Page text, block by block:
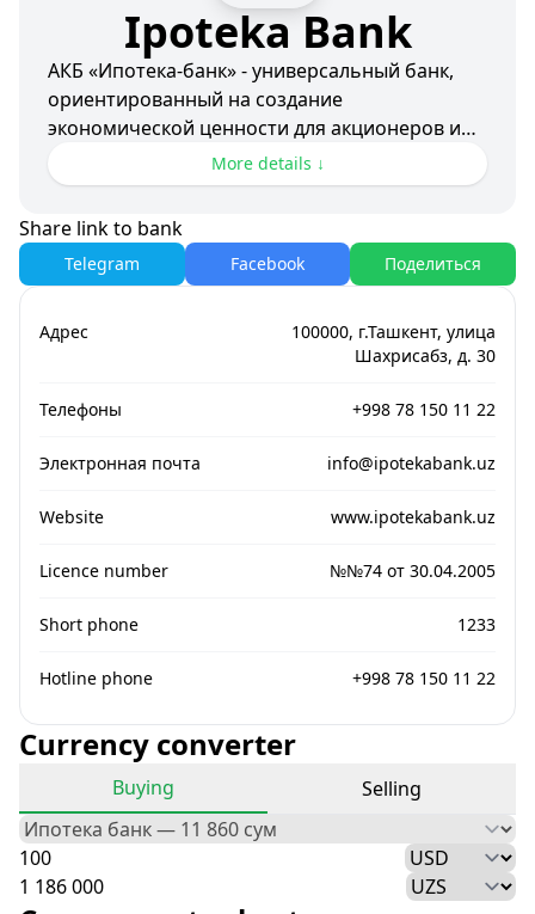
Ipoteka Bank
АКБ «Ипотека-банк» - универсальный банк,
ориентированный на создание
экономической ценности для акционеров и
- Командный дух
- Новаторское мышление
- Превосходное качество обслуживания
- Высокие стандарты профессионализма
- Развитие экономики страны
More details ↓
Share link to bank
Telegram Facebook Поделиться
Адрес
100000, г.Ташкент, улица
Шахрисабз, д. 30
Телефоны +998 78 150 11 22
Электронная почта info@ipotekabank.uz
Website www.ipotekabank.uz
Licence number №№74 от 30.04.2005
Short phone 1233
Hotline phone +998 78 150 11 22
Currency converter
Buying Selling